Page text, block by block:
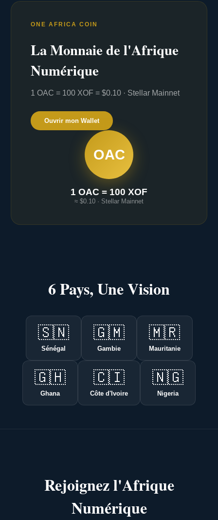
ONE AFRICA COIN
La Monnaie de l'Afrique
Numérique
1 OAC = 100 XOF = $0.10 · Stellar Mainnet
Ouvrir mon Wallet
OAC
1 OAC = 100 XOF
≈ $0.10 · Stellar Mainnet
6 Pays, Une Vision
🇸🇳
Sénégal
🇬🇲
Gambie
🇲🇷
Mauritanie
🇬🇭
Ghana
🇨🇮
Côte d'Ivoire
🇳🇬
Nigeria
Rejoignez l'Afrique
Numérique